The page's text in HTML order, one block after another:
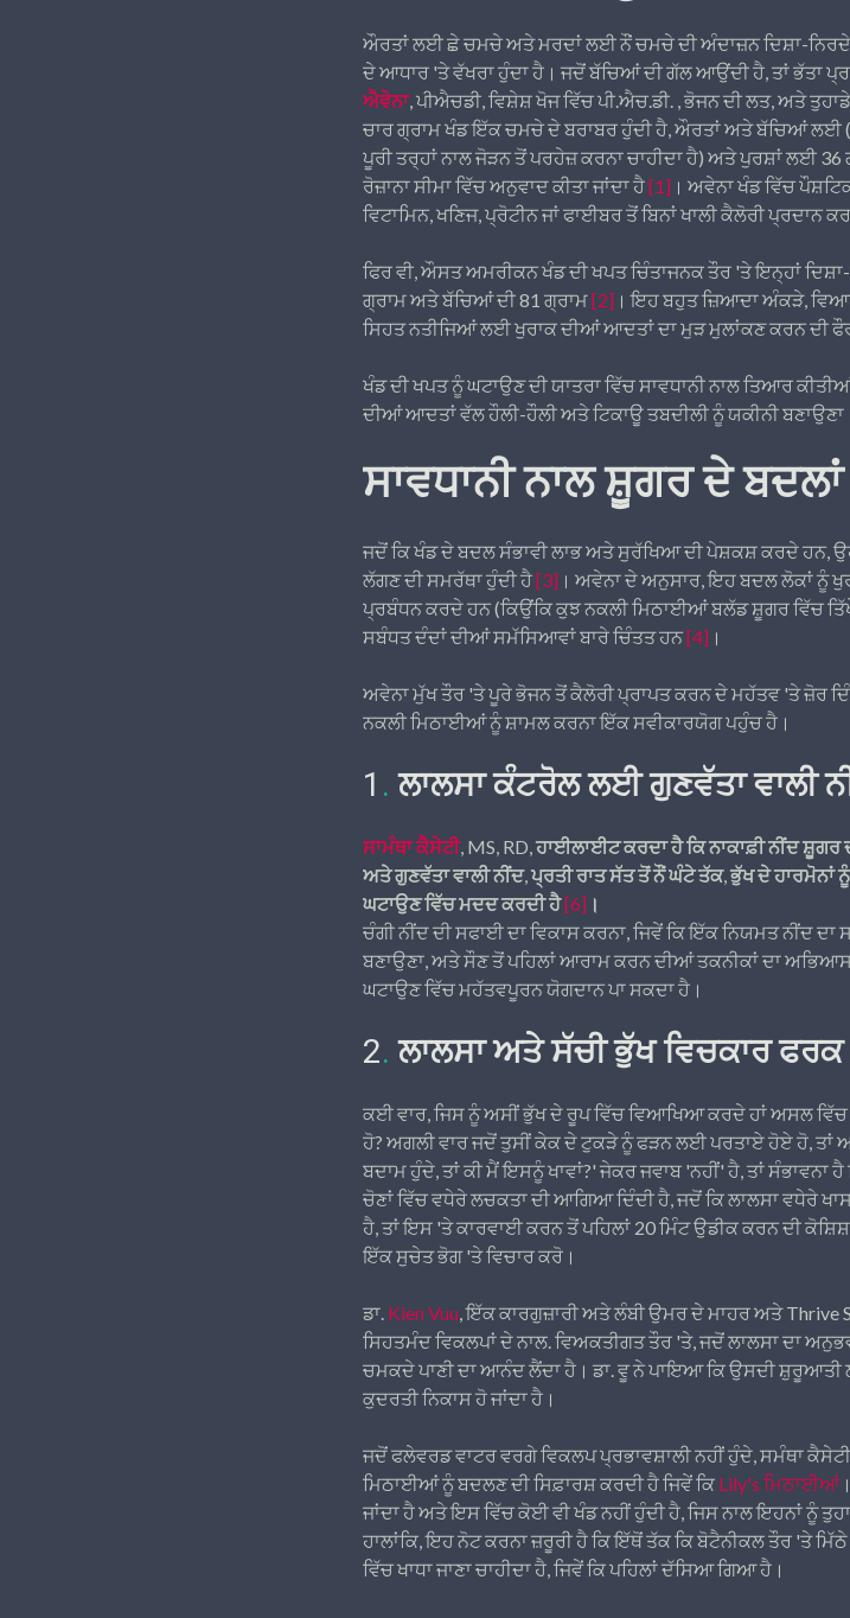
ਔਰਤਾਂ ਲਈ ਛੇ ਚਮਚੇ ਅਤੇ ਮਰਦਾਂ ਲਈ ਨੌਂ ਚਮਚੇ ਦੀ ਅੰਦਾਜ਼ਨ ਦਿਸ਼ਾ-ਨਿਰਦੇਸ਼
ਦੇ ਆਧਾਰ 'ਤੇ ਵੱਖਰਾ ਹੁੰਦਾ ਹੈ। ਜਦੋਂ ਬੱਚਿਆਂ ਦੀ ਗੱਲ ਆਉਂਦੀ ਹੈ, ਤਾਂ ਭੱਤਾ
ਐਵੇਨਾ, ਪੀਐਚਡੀ, ਵਿਸ਼ੇਸ਼ ਖੋਜ ਵਿੱਚ ਪੀ.ਐਚ.ਡੀ. , ਭੋਜਨ ਦੀ ਲਤ, ਅਤੇ
ਚਾਰ ਗ੍ਰਾਮ ਖੰਡ ਇੱਕ ਚਮਚੇ ਦੇ ਬਰਾਬਰ ਹੁੰਦੀ ਹੈ, ਔਰਤਾਂ ਅਤੇ ਬੱਚਿਆਂ ਲਈ
ਪੂਰੀ ਤਰ੍ਹਾਂ ਨਾਲ ਜੋੜਨ ਤੋਂ ਪਰਹੇਜ਼ ਕਰਨਾ ਚਾਹੀਦਾ ਹੈ) ਅਤੇ ਪੁਰਸ਼ਾਂ ਲਈ 36
ਰੋਜ਼ਾਨਾ ਸੀਮਾ ਵਿੱਚ ਅਨੁਵਾਦ ਕੀਤਾ ਜਾਂਦਾ ਹੈ[1] । ਅਵੇਨਾ ਖੰਡ ਵਿੱਚ
ਵਿਟਾਮਿਨ, ਖਣਿਜ, ਪ੍ਰੋਟੀਨ ਜਾਂ ਫਾਈਬਰ ਤੋਂ ਬਿਨਾਂ ਖਾਲੀ ਕੈਲੋਰੀ ਪ੍ਰਦਾਨ
ਫਿਰ ਵੀ, ਔਸਤ ਅਮਰੀਕਨ ਖੰਡ ਦੀ ਖਪਤ ਚਿੰਤਾਜਨਕ ਤੌਰ 'ਤੇ ਇਨ੍ਹਾਂ
ਗ੍ਰਾਮ ਅਤੇ ਬੱਚਿਆਂ ਦੀ 81 ਗ੍ਰਾਮ[2] । ਇਹ ਬਹੁਤ ਜ਼ਿਆਦਾ ਅੰਕੜੇ,
ਸਿਹਤ ਨਤੀਜਿਆਂ ਲਈ ਖੁਰਾਕ ਦੀਆਂ ਆਦਤਾਂ ਦਾ ਮੁੜ ਮੁਲਾਂਕਣ ਕਰਨ ਦੀ
ਖੰਡ ਦੀ ਖਪਤ ਨੂੰ ਘਟਾਉਣ ਦੀ ਯਾਤਰਾ ਵਿੱਚ ਸਾਵਧਾਨੀ ਨਾਲ ਤਿਆਰ
ਦੀਆਂ ਆਦਤਾਂ ਵੱਲ ਹੌਲੀ-ਹੌਲੀ ਅਤੇ ਟਿਕਾਊ ਤਬਦੀਲੀ ਨੂੰ ਯਕੀਨੀ
ਸਾਵਧਾਨੀ ਨਾਲ ਸ਼ੂਗਰ ਦੇ
ਜਦੋਂ ਕਿ ਖੰਡ ਦੇ ਬਦਲ ਸੰਭਾਵੀ ਲਾਭ ਅਤੇ ਸੁਰੱਖਿਆ ਦੀ ਪੇਸ਼ਕਸ਼ ਕਰਦੇ ਹਨ,
ਲੱਗਣ ਦੀ ਸਮਰੱਥਾ ਹੁੰਦੀ ਹੈ[3] । ਅਵੇਨਾ ਦੇ ਅਨੁਸਾਰ, ਇਹ ਬਦਲ ਲੋਕਾਂ ਨੂੰ
ਪ੍ਰਬੰਧਨ ਕਰਦੇ ਹਨ (ਕਿਉਂਕਿ ਕੁਝ ਨਕਲੀ ਮਿਠਾਈਆਂ ਬਲੱਡ ਸ਼ੂਗਰ ਵਿੱਚ
ਸਬੰਧਤ ਦੰਦਾਂ ਦੀਆਂ ਸਮੱਸਿਆਵਾਂ ਬਾਰੇ ਚਿੰਤਤ ਹਨ[4] ।
ਅਵੇਨਾ ਮੁੱਖ ਤੌਰ 'ਤੇ ਪੂਰੇ ਭੋਜਨ ਤੋਂ ਕੈਲੋਰੀ ਪ੍ਰਾਪਤ ਕਰਨ ਦੇ ਮਹੱਤਵ 'ਤੇ ਜ਼ੋਰ
ਨਕਲੀ ਮਿਠਾਈਆਂ ਨੂੰ ਸ਼ਾਮਲ ਕਰਨਾ ਇੱਕ ਸਵੀਕਾਰਯੋਗ ਪਹੁੰਚ ਹੈ।
1 .ਲਾਲਸਾ ਕੰਟਰੋਲ ਲਈ ਗੁਣਵੱਤਾ ਵਾਲੀ
ਸਾਮੰਥਾ ਕੈਸੇਟੀ, MS, RD, ਹਾਈਲਾਈਟ ਕਰਦਾ ਹੈ ਕਿ ਨਾਕਾਫ਼ੀ ਨੀਂਦ ਸ਼ੂਗਰ
ਅਤੇ ਗੁਣਵੱਤਾ ਵਾਲੀ ਨੀਂਦ, ਪ੍ਰਤੀ ਰਾਤ ਸੱਤ ਤੋਂ ਨੌਂ ਘੰਟੇ ਤੱਕ, ਭੁੱਖ ਦੇ ਹਾਰਮੋਨਾਂ
ਘਟਾਉਣ ਵਿੱਚ ਮਦਦ ਕਰਦੀ ਹੈ[6] ।
ਚੰਗੀ ਨੀਂਦ ਦੀ ਸਫਾਈ ਦਾ ਵਿਕਾਸ ਕਰਨਾ, ਜਿਵੇਂ ਕਿ ਇੱਕ ਨਿਯਮਤ ਨੀਂਦ
ਬਣਾਉਣਾ, ਅਤੇ ਸੌਣ ਤੋਂ ਪਹਿਲਾਂ ਆਰਾਮ ਕਰਨ ਦੀਆਂ ਤਕਨੀਕਾਂ ਦਾ ਅਭਿਆਸ
ਘਟਾਉਣ ਵਿੱਚ ਮਹੱਤਵਪੂਰਨ ਯੋਗਦਾਨ ਪਾ ਸਕਦਾ ਹੈ।
2.ਲਾਲਸਾ ਅਤੇ ਸੱਚੀ ਭੁੱਖ ਵਿਚਕਾਰ
ਕਈ ਵਾਰ, ਜਿਸ ਨੂੰ ਅਸੀਂ ਭੁੱਖ ਦੇ ਰੂਪ ਵਿੱਚ ਵਿਆਖਿਆ ਕਰਦੇ ਹਾਂ ਅਸਲ
ਹੋ? ਅਗਲੀ ਵਾਰ ਜਦੋਂ ਤੁਸੀਂ ਕੇਕ ਦੇ ਟੁਕੜੇ ਨੂੰ ਫੜਨ ਲਈ ਪਰਤਾਏ ਹੋਏ ਹੋ,
ਬਦਾਮ ਹੁੰਦੇ, ਤਾਂ ਕੀ ਮੈਂ ਇਸਨੂੰ ਖਾਵਾਂ?' ਜੇਕਰ ਜਵਾਬ 'ਨਹੀਂ' ਹੈ, ਤਾਂ
ਚੋਣਾਂ ਵਿੱਚ ਵਧੇਰੇ ਲਚਕਤਾ ਦੀ ਆਗਿਆ ਦਿੰਦੀ ਹੈ, ਜਦੋਂ ਕਿ ਲਾਲਸਾ ਵਧੇਰੇ
ਹੈ, ਤਾਂ ਇਸ 'ਤੇ ਕਾਰਵਾਈ ਕਰਨ ਤੋਂ ਪਹਿਲਾਂ 20 ਮਿੰਟ ਉਡੀਕ ਕਰਨ ਦੀ ਕੋਸ਼ਿਸ਼
ਇੱਕ ਸੁਚੇਤ ਭੋਗ 'ਤੇ ਵਿਚਾਰ ਕਰੋ।
ਡਾ. Kien Vuu , ਇੱਕ ਕਾਰਗੁਜ਼ਾਰੀ ਅਤੇ ਲੰਬੀ ਉਮਰ ਦੇ ਮਾਹਰ ਅਤੇ Thrive
ਸਿਹਤਮੰਦ ਵਿਕਲਪਾਂ ਦੇ ਨਾਲ. ਵਿਅਕਤੀਗਤ ਤੌਰ 'ਤੇ, ਜਦੋਂ ਲਾਲਸਾ ਦਾ
ਚਮਕਦੇ ਪਾਣੀ ਦਾ ਆਨੰਦ ਲੈਂਦਾ ਹੈ। ਡਾ. ਵੂ ਨੇ ਪਾਇਆ ਕਿ ਉਸਦੀ ਸ਼ੁਰੂਆਤੀ
ਕੁਦਰਤੀ ਨਿਕਾਸ ਹੋ ਜਾਂਦਾ ਹੈ।
ਜਦੋਂ ਫਲੇਵਰਡ ਵਾਟਰ ਵਰਗੇ ਵਿਕਲਪ ਪ੍ਰਭਾਵਸ਼ਾਲੀ ਨਹੀਂ ਹੁੰਦੇ, ਸਮੰਥਾ
ਮਿਠਾਈਆਂ ਨੂੰ ਬਦਲਣ ਦੀ ਸਿਫ਼ਾਰਸ਼ ਕਰਦੀ ਹੈ ਜਿਵੇਂ ਕਿ Lily's ਮਿਠਾਈਆਂ
ਜਾਂਦਾ ਹੈ ਅਤੇ ਇਸ ਵਿੱਚ ਕੋਈ ਵੀ ਖੰਡ ਨਹੀਂ ਹੁੰਦੀ ਹੈ, ਜਿਸ ਨਾਲ ਇਹਨਾਂ ਨੂੰ
ਹਾਲਾਂਕਿ, ਇਹ ਨੋਟ ਕਰਨਾ ਜ਼ਰੂਰੀ ਹੈ ਕਿ ਇੱਥੋਂ ਤੱਕ ਕਿ ਬੋਟੈਨੀਕਲ ਤੌਰ 'ਤੇ
ਵਿੱਚ ਖਾਧਾ ਜਾਣਾ ਚਾਹੀਦਾ ਹੈ, ਜਿਵੇਂ ਕਿ ਪਹਿਲਾਂ ਦੱਸਿਆ ਗਿਆ ਹੈ।